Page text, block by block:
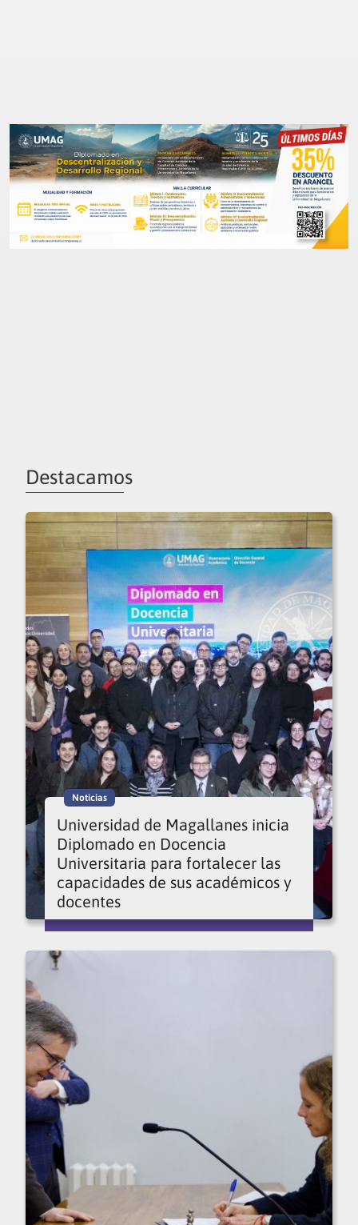
Destacamos
Noticias
Universidad de Magallanes inicia
Diplomado en Docencia
Universitaria para fortalecer las
capacidades de sus académicos y
docentes